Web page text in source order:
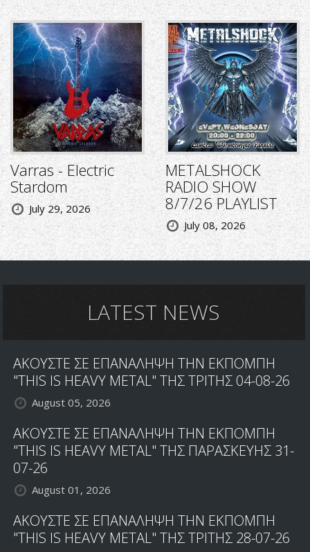
Varras - Electric
Stardom
July 29, 2026
METALSHOCK
RADIO SHOW
8/7/26 PLAYLIST
July 08, 2026
LATEST NEWS
ΑΚΟΥΣΤΕ ΣΕ ΕΠΑΝΑΛΗΨΗ ΤΗΝ ΕΚΠΟΜΠΗ
"THIS IS HEAVY METAL" ΤΗΣ ΤΡΙΤΗΣ 04-08-26
August 05, 2026
ΑΚΟΥΣΤΕ ΣΕ ΕΠΑΝΑΛΗΨΗ ΤΗΝ ΕΚΠΟΜΠΗ
"THIS IS HEAVY METAL" ΤΗΣ ΠΑΡΑΣΚΕΥΗΣ 31-
07-26
August 01, 2026
ΑΚΟΥΣΤΕ ΣΕ ΕΠΑΝΑΛΗΨΗ ΤΗΝ ΕΚΠΟΜΠΗ
"THIS IS HEAVY METAL" ΤΗΣ ΤΡΙΤΗΣ 28-07-26